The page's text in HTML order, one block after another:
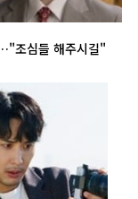
조심들 해주시길"